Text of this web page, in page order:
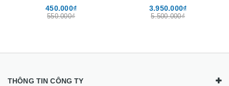
450.000₫
550.000₫
màn 15.6″
3.950.000₫
5.500.000₫
THÔNG TIN CÔNG TY